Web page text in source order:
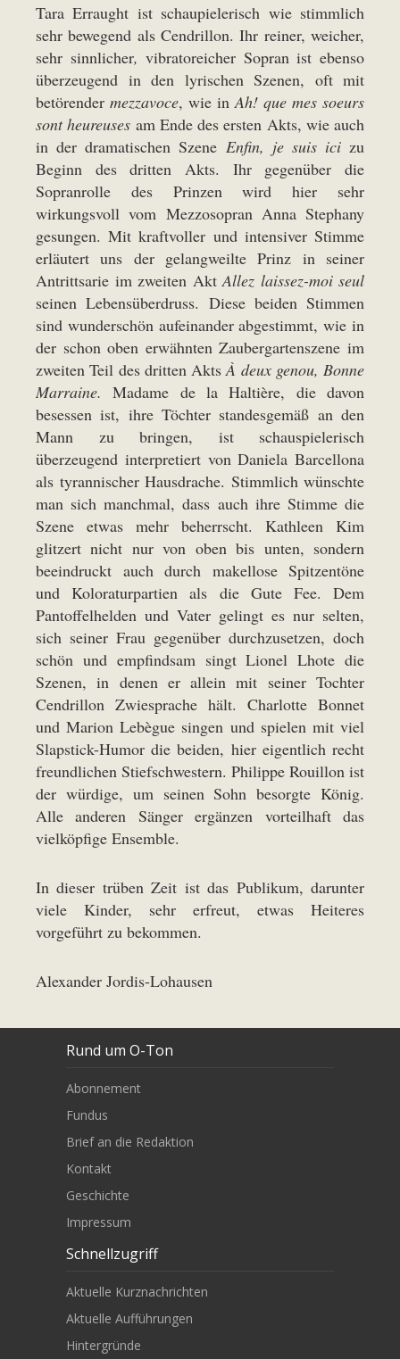
Tara Erraught ist schaupielerisch wie stimmlich
sehr bewegend als Cendrillon. Ihr reiner, weicher,
sehr sinnlicher,vibratoreicher Sopran ist ebenso
überzeugend in den lyrischen Szenen, oft mit
betörender mezzavoce, wie inAh! que mes soeurs
sont heureuses am Ende des ersten Akts, wie auch
in der dramatischen Szene Enfin, je suis icizu
Beginn des dritten Akts. Ihr gegenüber die
Sopranrolle des Prinzen wird hier sehr
wirkungsvoll vom Mezzosopran Anna Stephany
gesungen. Mit kraftvoller und intensiver Stimme
erläutert uns der gelangweilte Prinz in seiner
Antrittsarie im zweiten AktAllez laissez-moi seul
seinen Lebensüberdruss. Diese beiden Stimmen
sind wunderschön aufeinander abgestimmt, wie in
der schon oben erwähnten Zaubergartenszene im
zweiten Teil des dritten AktsÀ deux genou, Bonne
Marraine.Madame de la Haltière, die davon
besessen ist, ihre Töchter standesgemäß an den
Mann zu bringen, ist schauspielerisch
überzeugend interpretiert von Daniela Barcellona
als tyrannischer Hausdrache. Stimmlich wünschte
man sich manchmal, dass auch ihre Stimme die
Szene etwas mehr beherrscht. Kathleen Kim
glitzert nicht nur von oben bis unten, sondern
beeindruckt auch durch makellose Spitzentöne
und Koloraturpartien als die Gute Fee. Dem
Pantoffelhelden und Vater gelingt es nur selten,
sich seiner Frau gegenüber durchzusetzen, doch
schön und empfindsam singt Lionel Lhote die
Szenen, in denen er allein mit seiner Tochter
Cendrillon Zwiesprache hält. Charlotte Bonnet
und Marion Lebègue singen und spielen mit viel
Slapstick-Humor die beiden, hier eigentlich recht
freundlichen Stiefschwestern. Philippe Rouillon ist
der würdige, um seinen Sohn besorgte König.
Alle anderen Sänger ergänzen vorteilhaft das
vielköpfige Ensemble.
In dieser trüben Zeit ist das Publikum, darunter
viele Kinder, sehr erfreut, etwas Heiteres
vorgeführt zu bekommen.
Alexander Jordis-Lohausen
Rund um O-Ton
Abonnement
Fundus
Brief an die Redaktion
Kontakt
Geschichte
Impressum
Schnellzugriff
Aktuelle Kurznachrichten
Aktuelle Aufführungen
Hintergründe